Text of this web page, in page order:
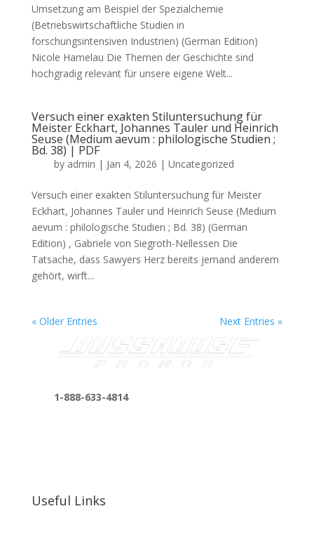
Umsetzung am Beispiel der Spezialchemie
(Betriebswirtschaftliche Studien in
forschungsintensiven Industrien) (German Edition)
Nicole Hamelau Die Themen der Geschichte sind
hochgradig relevant für unsere eigene Welt...
Versuch einer exakten Stiluntersuchung für
Meister Eckhart, Johannes Tauler und Heinrich
Seuse (Medium aevum : philologische Studien ;
Bd. 38) | PDF
by admin | Jan 4, 2026 | Uncategorized
Versuch einer exakten Stiluntersuchung für Meister
Eckhart, Johannes Tauler und Heinrich Seuse (Medium
aevum : philologische Studien ; Bd. 38) (German
Edition) , Gabriele von Siegroth-Nellessen Die
Tatsache, dass Sawyers Herz bereits jemand anderem
gehört, wirft...
« Older Entries Next Entries »
1-888-633-4814
Useful Links